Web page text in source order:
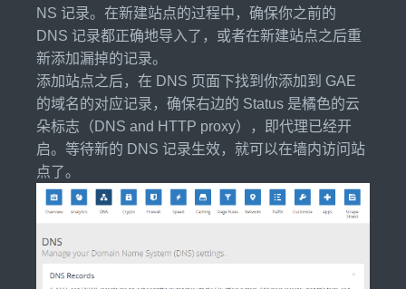
NS 记录。在新建站点的过程中，确保你之前的
DNS 记录都正确地导入了，或者在新建站点之后重
新添加漏掉的记录。
添加站点之后，在 DNS 页面下找到你添加到 GAE
的域名的对应记录，确保右边的 Status 是橘色的云
朵标志（DNS and HTTP proxy），即代理已经开
启。等待新的 DNS 记录生效，就可以在墙内访问站
点了。